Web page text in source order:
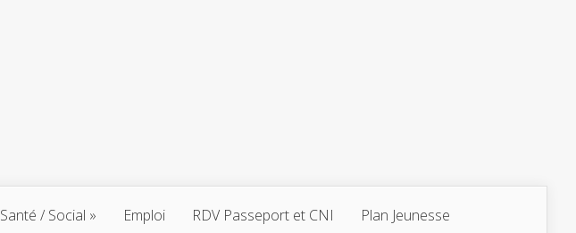
Santé / Social Emploi RDV Passeport et CNI Plan Jeunesse